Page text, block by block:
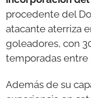
procedente del
atacante aterriza
goleadores, con
temporadas entre
Además de su